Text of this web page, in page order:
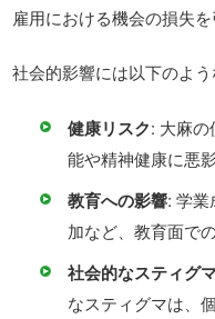
雇用における機会の損失
社会的影響には以下のよ
健康リスク: 大麻
能や精神健康に悪
教育への影響: 学
加など、教育面で
社会的なスティグ
なスティグマは、